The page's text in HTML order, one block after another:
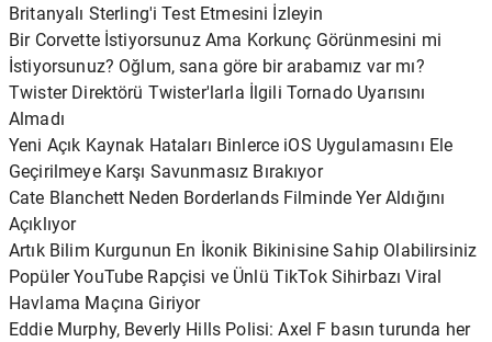
Britanyalı Sterling'i Test Etmesini İzleyin
Bir Corvette İstiyorsunuz Ama Korkunç Görünmesini mi
İstiyorsunuz? Oğlum, sana göre bir arabamız var mı?
Twister Direktörü Twister'larla İlgili Tornado Uyarısını
Almadı
Yeni Açık Kaynak Hataları Binlerce iOS Uygulamasını Ele
Geçirilmeye Karşı Savunmasız Bırakıyor
Cate Blanchett Neden Borderlands Filminde Yer Aldığını
Açıklıyor
Artık Bilim Kurgunun En İkonik Bikinisine Sahip Olabilirsiniz
Popüler YouTube Rapçisi ve Ünlü TikTok Sihirbazı Viral
Havlama Maçına Giriyor
Eddie Murphy, Beverly Hills Polisi: Axel F basın turunda her